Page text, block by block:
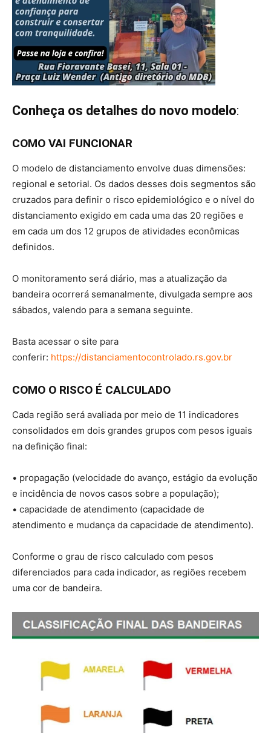
Conheça os detalhes do novo modelo:
COMO VAI FUNCIONAR
O modelo de distanciamento envolve duas dimensões:
regional e setorial. Os dados desses dois segmentos são
cruzados para definir o risco epidemiológico e o nível do
distanciamento exigido em cada uma das 20 regiões e
em cada um dos 12 grupos de atividades econômicas
definidos.
O monitoramento será diário, mas a atualização da
bandeira ocorrerá semanalmente, divulgada sempre aos
sábados, valendo para a semana seguinte.
Basta acessar o site para
conferir: https://distanciamentocontrolado.rs.gov.br
COMO O RISCO É CALCULADO
Cada região será avaliada por meio de 11 indicadores
consolidados em dois grandes grupos com pesos iguais
na definição final:
• propagação (velocidade do avanço, estágio da evolução
e incidência de novos casos sobre a população);
• capacidade de atendimento (capacidade de
atendimento e mudança da capacidade de atendimento).
Conforme o grau de risco calculado com pesos
diferenciados para cada indicador, as regiões recebem
uma cor de bandeira.